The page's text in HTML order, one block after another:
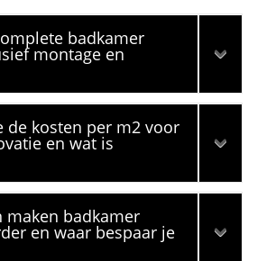
badkamer
montage en
de kosten per m2 voor
en wat is
maken badkamer
en waar bespaar je